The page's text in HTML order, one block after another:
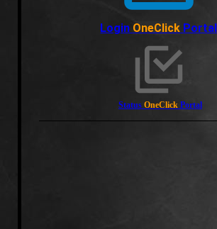
Login OneClick Portal
Status OneClick Portal